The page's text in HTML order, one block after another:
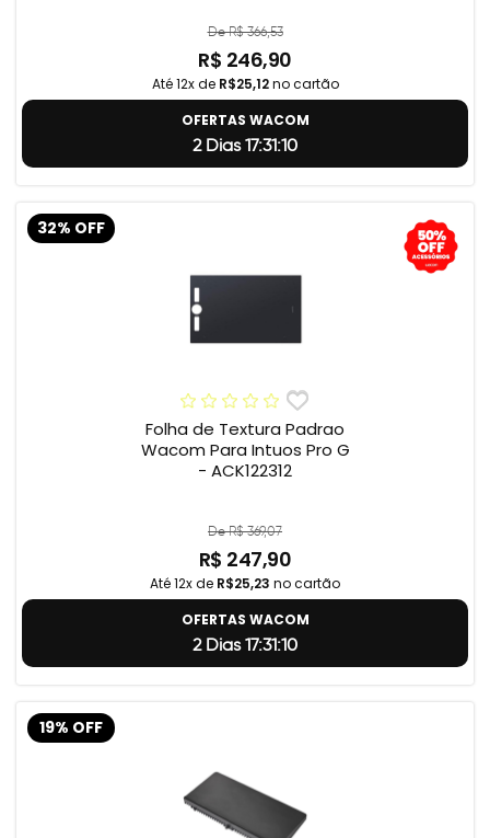
De R$ 366,53
R$ 246,90
Até 12x de R$25,12no cartão
OFERTAS WACOM
2 Dias 17:31:9
32% OFF
Folha de Textura Padrao
Wacom Para Intuos Pro G
- ACK122312
De R$ 369,07
R$ 247,90
Até 12x de R$25,23 no cartão
OFERTAS WACOM
2 Dias 17:31:9
19% OFF